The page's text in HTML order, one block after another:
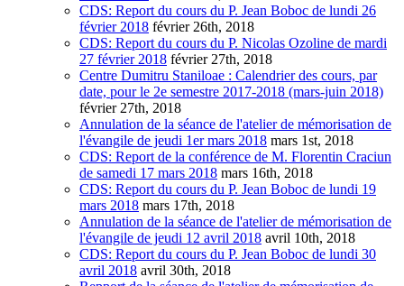
CDS: Report du cours du P. Jean Boboc de lundi 26
février 2018 février 26th, 2018
CDS: Report du cours du P. Nicolas Ozoline de mardi
27 février 2018 février 27th, 2018
Centre Dumitru Staniloae : Calendrier des cours, par
date, pour le 2e semestre 2017-2018 (mars-juin 2018)
février 27th, 2018
Annulation de la séance de l'atelier de mémorisation de
l'évangile de jeudi 1er mars 2018 mars 1st, 2018
CDS: Report de la conférence de M. Florentin Craciun
de samedi 17 mars 2018 mars 16th, 2018
CDS: Report du cours du P. Jean Boboc de lundi 19
mars 2018 mars 17th, 2018
Annulation de la séance de l'atelier de mémorisation de
l'évangile de jeudi 12 avril 2018 avril 10th, 2018
CDS: Report du cours du P. Jean Boboc de lundi 30
avril 2018 avril 30th, 2018